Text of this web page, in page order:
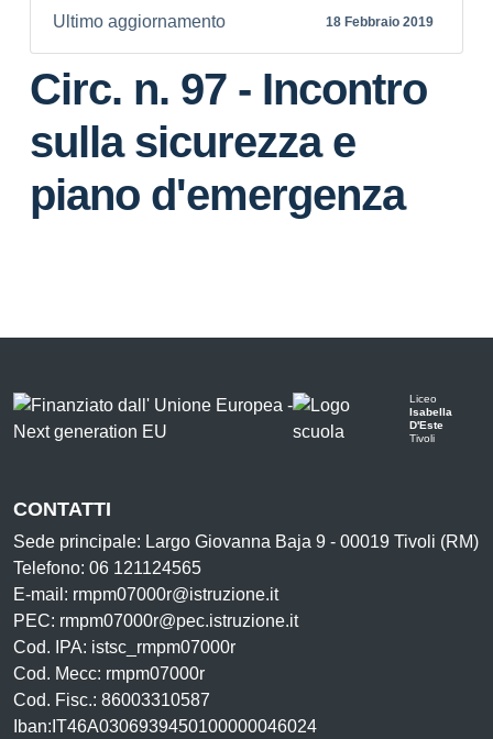
Ultimo aggiornamento 18 Febbraio 2019
Circ. n. 97 - Incontro
sulla sicurezza e
piano d'emergenza
Liceo
Isabella
D'Este
Tivoli
CONTATTI
Sede principale: Largo Giovanna Baja 9 - 00019 Tivoli (RM)
Telefono: 06 121124565
E-mail: rmpm07000r@istruzione.it
PEC: rmpm07000r@pec.istruzione.it
Cod. IPA: istsc_rmpm07000r
Cod. Mecc: rmpm07000r
Cod. Fisc.: 86003310587
Iban:IT46A0306939450100000046024